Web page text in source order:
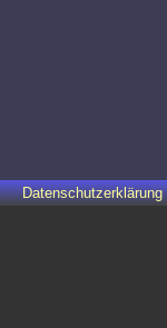
Datenschutzerklärung